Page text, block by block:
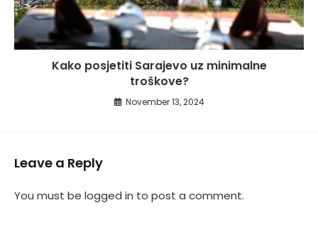
Kako posjetiti Sarajevo uz minimalne
troškove?
November 13, 2024
Leave a Reply
You must be logged in to post a comment.